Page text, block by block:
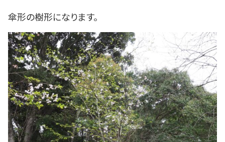
傘形の樹形になります。